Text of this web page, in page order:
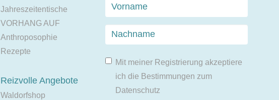
Jahreszeitentische
VORHANG AUF
Anthroposophie
Rezepte
Reizvolle Angebote
Waldorfshop
Mit meiner Registrierung akzeptiere
ich die Bestimmungen zum
Datenschutz